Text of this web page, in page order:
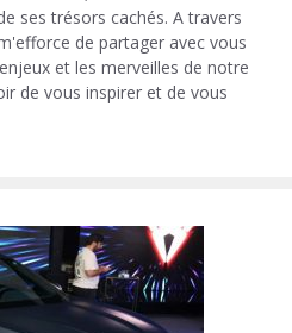
ses trésors cachés. A travers
de partager avec vous
et les merveilles de notre
de vous inspirer et de vous